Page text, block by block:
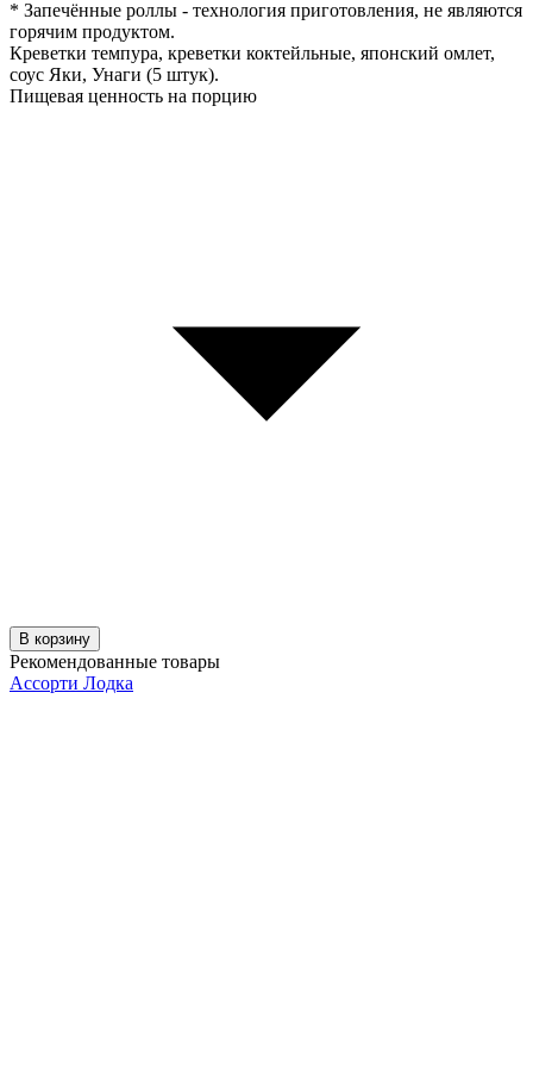
* Запечённые роллы - технология приготовления, не являются
горячим продуктом.
Креветки темпура, креветки коктейльные, японский омлет,
соус Яки, Унаги (5 штук).
Пищевая ценность на порцию
В корзину
Рекомендованные товары
Ассорти Лодка